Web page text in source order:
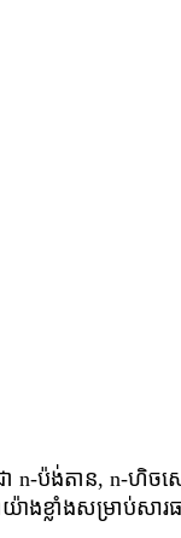
ា n-ប៉ង់តាន, n-ហិច
ាងខ្លាំងសម្រាប់សារ